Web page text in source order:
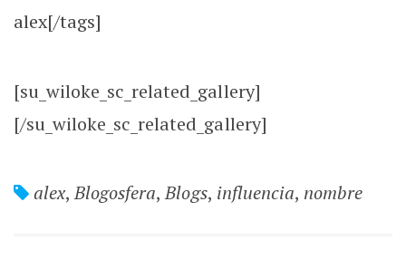
alex[/tags]
[su_wiloke_sc_related_gallery]
[/su_wiloke_sc_related_gallery]
alex,Blogosfera,Blogs, influencia, nombre